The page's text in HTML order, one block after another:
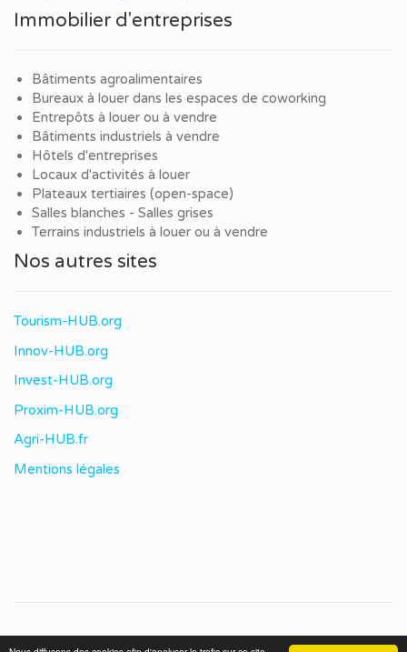
Immobilier d'entreprises
Bâtiments agroalimentaires
Bureaux à louer dans les espaces de coworking
Entrepôts à louer ou à vendre
Bâtiments industriels à vendre
Hôtels d'entreprises
Locaux d'activités à louer
Plateaux tertiaires (open-space)
Salles blanches - Salles grises
Terrains industriels à louer ou à vendre
Nos autres sites
Tourism-HUB.org
Innov-HUB.org
Invest-HUB.org
Proxim-HUB.org
Agri-HUB.fr
Mentions légales
© 2020 immo-HUB. Tous droits réservés.